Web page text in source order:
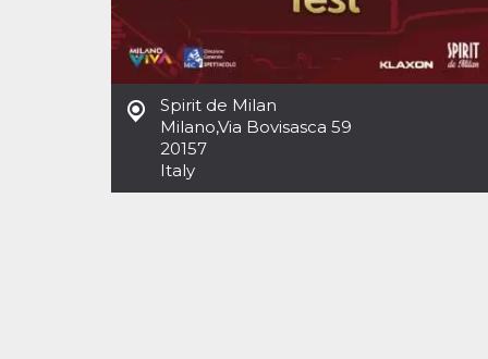
Spirit de Milan
Milano,Via Bovisasca 59
20157
Italy